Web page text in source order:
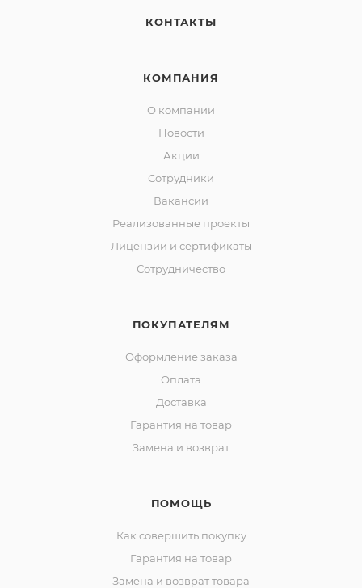
КОНТАКТЫ
КОМПАНИЯ
О компании
Новости
Акции
Сотрудники
Вакансии
Реализованные проекты
Лицензии и сертификаты
Сотрудничество
ПОКУПАТЕЛЯМ
Оформление заказа
Оплата
Доставка
Гарантия на товар
Замена и возврат
ПОМОЩЬ
Как совершить покупку
Гарантия на товар
Замена и возврат товара